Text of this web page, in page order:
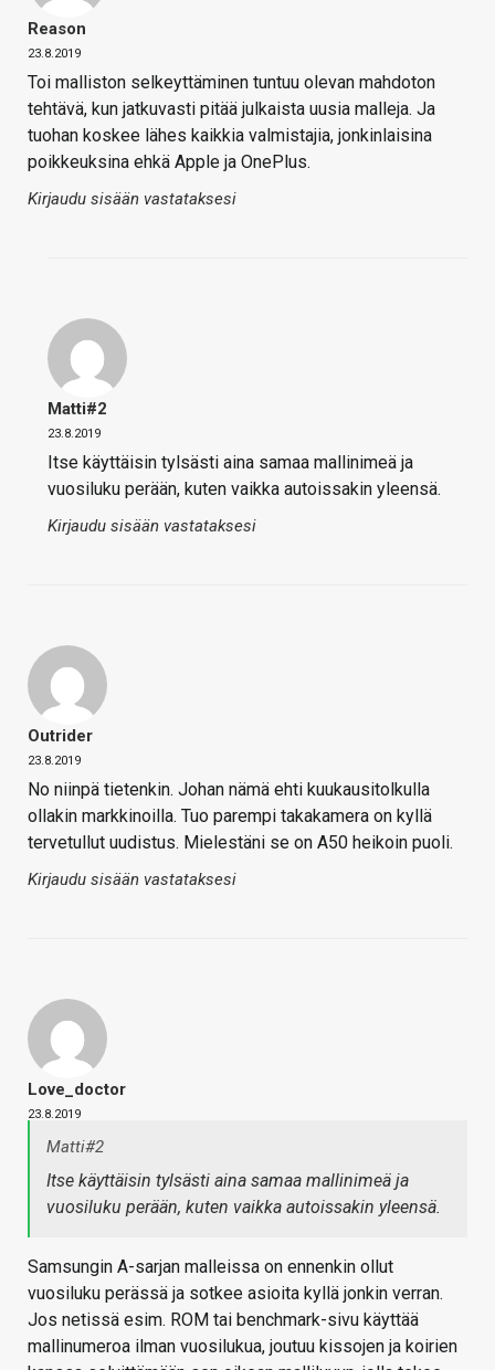
Reason
23.8.2019
Toi malliston selkeyttäminen tuntuu olevan mahdoton
tehtävä, kun jatkuvasti pitää julkaista uusia malleja. Ja
tuohan koskee lähes kaikkia valmistajia, jonkinlaisina
poikkeuksina ehkä Apple ja OnePlus.
Kirjaudu sisään vastataksesi
Matti#2
23.8.2019
Itse käyttäisin tylsästi aina samaa mallinimeä ja
vuosiluku perään, kuten vaikka autoissakin yleensä.
Kirjaudu sisään vastataksesi
Outrider
23.8.2019
No niinpä tietenkin. Johan nämä ehti kuukausitolkulla
ollakin markkinoilla. Tuo parempi takakamera on kyllä
tervetullut uudistus. Mielestäni se on A50 heikoin puoli.
Kirjaudu sisään vastataksesi
Love_doctor
23.8.2019
Matti#2
Itse käyttäisin tylsästi aina samaa mallinimeä ja
vuosiluku perään, kuten vaikka autoissakin yleensä.
Samsungin A-sarjan malleissa on ennenkin ollut
vuosiluku perässä ja sotkee asioita kyllä jonkin verran.
Jos netissä esim. ROM tai benchmark-sivu käyttää
mallinumeroa ilman vuosilukua, joutuu kissojen ja koirien